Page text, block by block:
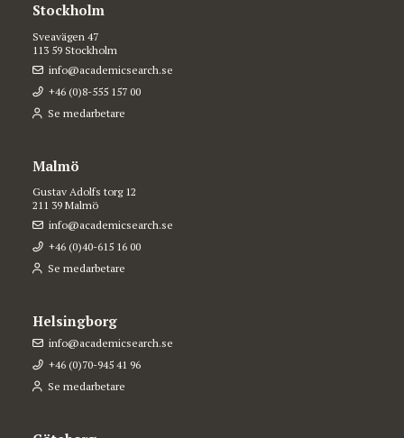
Stockholm
Sveavägen 47
113 59 Stockholm
info@academicsearch.se
+46 (0)8-555 157 00
Se medarbetare
Malmö
Gustav Adolfs torg 12
211 39 Malmö
info@academicsearch.se
+46 (0)40-615 16 00
Se medarbetare
Helsingborg
info@academicsearch.se
+46 (0)70-945 41 96
Se medarbetare